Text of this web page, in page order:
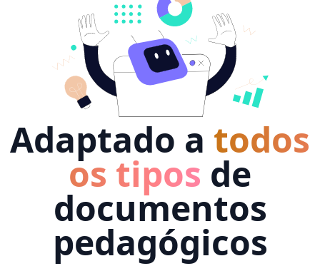
Adaptado a todos
os tipos de
documentos
pedagógicos